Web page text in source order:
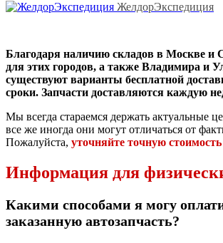
ЖелдорЭкспедиция
Благодаря наличию складов в Москве и
для этих городов, а также Владимира и
существуют варианты бесплатной
сроки. Запчасти доставляются каждую
Мы всегда стараемся держать актуальные
все же иногда они могут отличаться от
Пожалуйста, уточняйте точную
Информация для
Какими способами я могу
заказанную автозапчасть?